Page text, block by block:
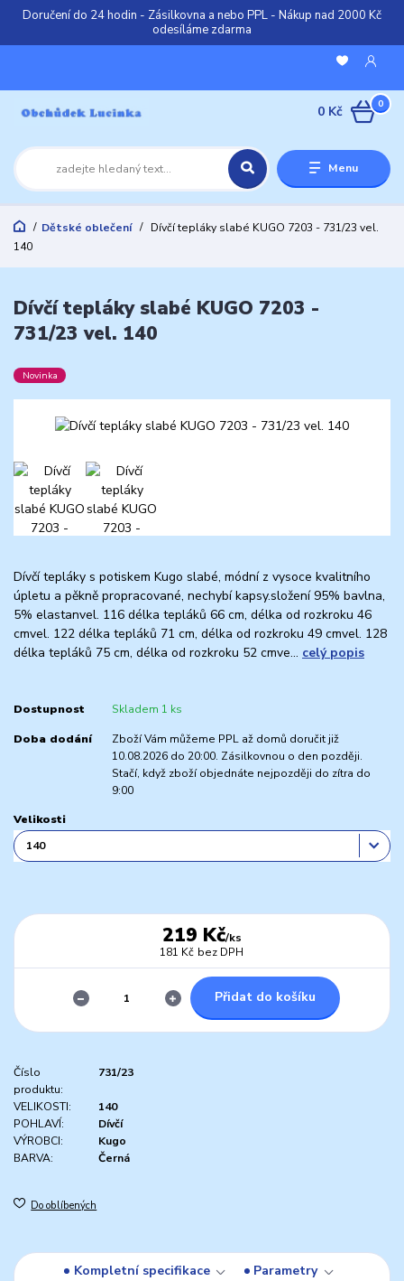
Doručení do 24 hodin - Zásilkovna a nebo PPL - Nákup nad 2000 Kč
odesíláme zdarma
Menu
0
0 Kč
Dětské oblečení
Dívčí tepláky slabé KUGO 7203 - 731/23 vel.
140
Dívčí tepláky slabé KUGO 7203 -
731/23 vel. 140
Novinka
Dívčí tepláky s potiskem Kugo slabé, módní z vysoce kvalitního
úpletu a pěkně propracované, nechybí kapsy.složení 95% bavlna,
5% elastanvel. 116 délka tepláků 66 cm, délka od rozkroku 46
cmvel. 122 délka tepláků 71 cm, délka od rozkroku 49 cmvel. 128
délka tepláků 75 cm, délka od rozkroku 52 cmve... celý popis
Dostupnost Skladem 1 ks
Doba dodání
Zboží Vám můžeme PPL až domů doručit již
10.08.2026 do 20:00. Zásilkovnou o den později.
Stačí, když zboží objednáte nejpozději do zítra do
9:00
Velikosti
219 Kč/ks
181 Kč bez DPH
Přidat do košíku
Číslo
produktu:
731/23
VELIKOSTI:
140
POHLAVÍ:
Dívčí
VÝROBCI:
Kugo
BARVA:
Černá
Do oblíbených
Kompletní specifikace
Parametry